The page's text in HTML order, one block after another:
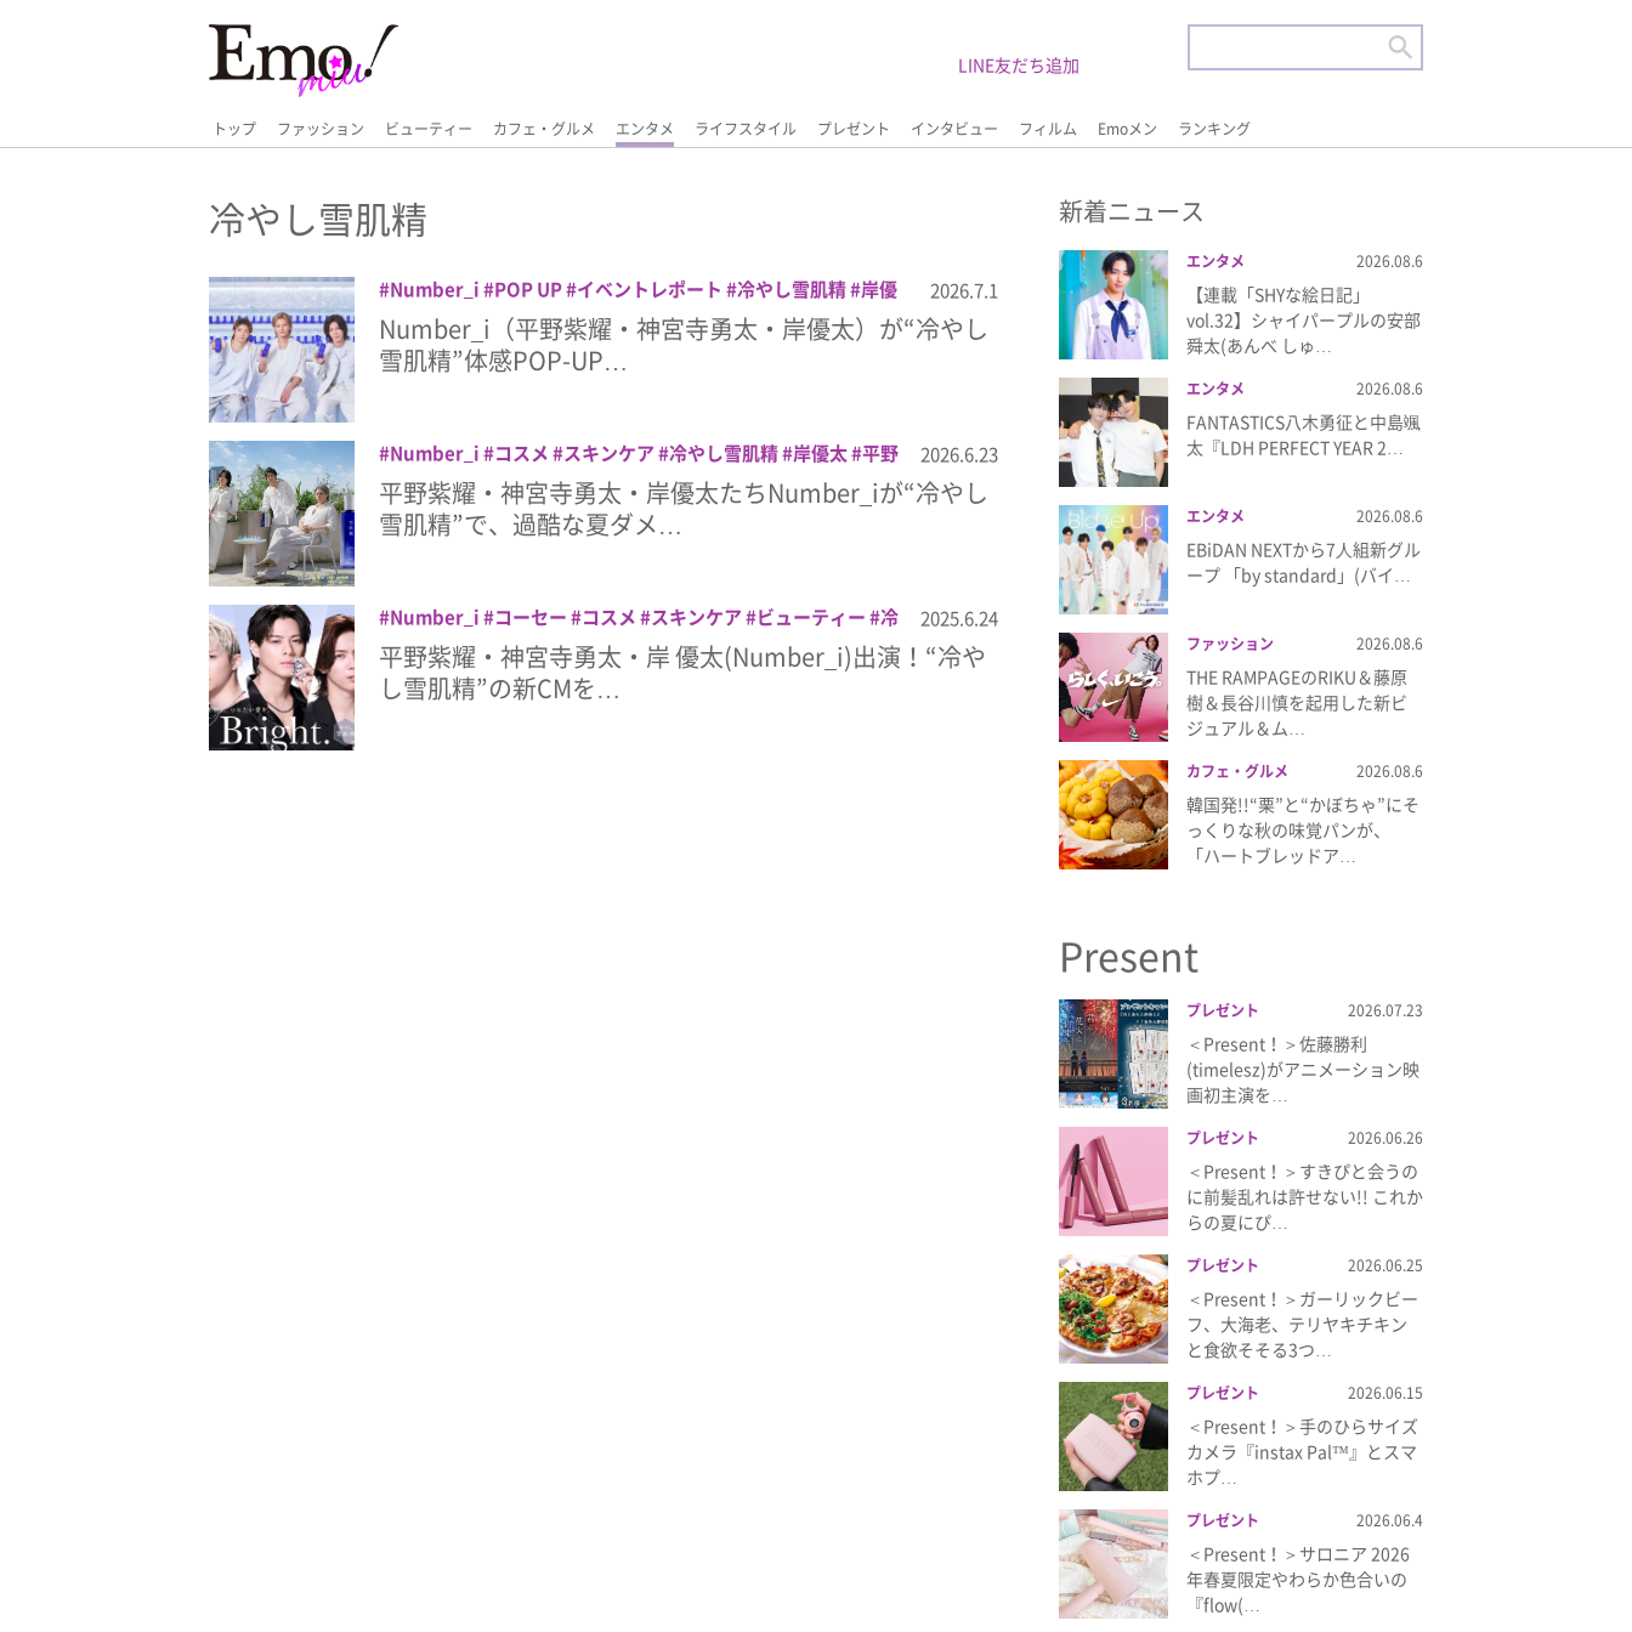
トップ ファッション ビューティー カフェ・グルメ エンタメ ライフスタイル プレゼント インタビュー フィルム Emoメン ランキング
LINE友だち追加
冷やし雪肌精
Number_i POP UP イベントレポート 冷やし雪肌精 岸優
太
平野紫耀 神宮寺勇太
2026.7.1
Number_i（平野紫耀・神宮寺勇太・岸優太）が“冷やし
雪肌精”体感POP-UP…
Number_i コスメ スキンケア 冷やし雪肌精 岸優太 平野
紫耀 神宮寺勇太 雪肌精
2026.6.23
平野紫耀・神宮寺勇太・岸優太たちNumber_iが“冷やし
雪肌精”で、過酷な夏ダメ…
Number_i コーセー コスメ スキンケア ビューティー 冷
やし雪肌精
岸優太 平野紫耀 神宮寺勇太 美容 雪肌精
2025.6.24
平野紫耀・神宮寺勇太・岸 優太(Number_i)出演！“冷や
し雪肌精”の新CMを…
新着ニュース
エンタメ 2026.08.6
【連載「SHYな絵日記」
vol.32】シャイパープルの安部
舜太(あんべ しゅ…
エンタメ 2026.08.6
FANTASTICS八木勇征と中島颯
太『LDH PERFECT YEAR 2…
エンタメ 2026.08.6
EBiDAN NEXTから7⼈組新グル
ープ 「by standard」(バイ…
ファッション 2026.08.6
THE RAMPAGEのRIKU＆藤原
樹＆長谷川慎を起用した新ビ
ジュアル＆ム…
カフェ・グルメ 2026.08.6
韓国発!!“栗”と“かぼちゃ”にそ
っくりな秋の味覚パンが、
「ハートブレッドア…
Present
プレゼント 2026.07.23
＜Present！＞佐藤勝利
(timelesz)がアニメーション映
画初主演を…
プレゼント 2026.06.26
＜Present！＞すきぴと会うの
に前髪乱れは許せない!! これか
らの夏にぴ…
プレゼント 2026.06.25
＜Present！＞ガーリックビー
フ、大海老、テリヤキチキン
と食欲そそる3つ…
プレゼント 2026.06.15
＜Present！＞手のひらサイズ
カメラ『instax Pal™』とスマ
ホプ…
プレゼント 2026.06.4
＜Present！＞サロニア 2026
年春夏限定やわらか色合いの
『flow(…